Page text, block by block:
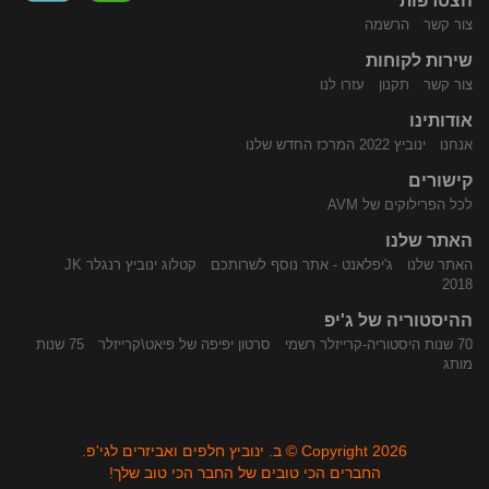
צור קשר הרשמה
שירות לקוחות
צור קשר תקנון עזרו לנו
אודותינו
אנחנו ינוביץ 2022 המרכז החדש שלנו
קישורים
לכל הפרילוקים של AVM
האתר שלנו
האתר שלנו ג'יפלאנט - אתר נוסף לשרותכם
קטלוג ינוביץ רנגלר JK
2018
ההיסטוריה של ג'יפ
70 שנות היסטוריה-קרייזלר רשמי סרטון יפיפה של פיאט\קרייזלר
75 שנות
מותג
Copyright 2026 © ב. ינוביץ חלפים ואביזרים לגי'פ.
החברים הכי טובים של החבר הכי טוב שלך!